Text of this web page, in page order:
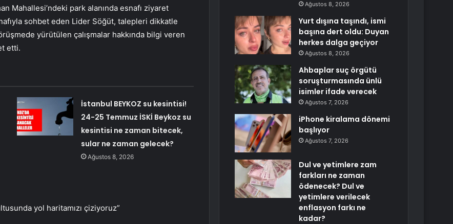
Mahallesi’ndeki park alanında esnafı ziyaret
sohbet eden Lider Söğüt, talepleri dikkatle
yürütülen çalışmalar hakkında bilgi veren
etti.
İstanbul BEYKOZ su kesintisi!
24-25 Temmuz İSKİ Beykoz su
kesintisi ne zaman bitecek,
sular ne zaman gelecek?
Ağustos 8, 2026
yol haritamızı çiziyoruz”
Ağustos 8, 2026
Yurt dışına taşındı, ismi
başına dert oldu: Duyan
herkes dalga geçiyor
Ağustos 8, 2026
Ahbaplar suç örgütü
soruşturmasında ünlü
isimler ifade verecek
Ağustos 7, 2026
iPhone kiralama dönemi
başlıyor
Ağustos 7, 2026
Dul ve yetimlere zam
farkları ne zaman
ödenecek? Dul ve
yetimlere verilecek
enflasyon farkı ne
kadar?